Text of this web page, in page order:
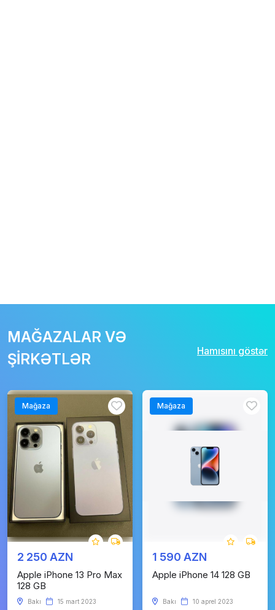
MAĞAZALAR VƏ
ŞİRKƏTLƏR
Hamısını göstər
Mağaza
2 250 AZN
Apple iPhone 13 Pro Max
128 GB
Bakı 15 mart 2023
Mağaza
1 590 AZN
Apple iPhone 14 128 GB
Bakı 10 aprel 2023